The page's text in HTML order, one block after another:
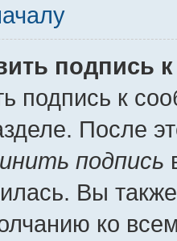
подпись
подпись к
После
подпись
Вы
ко